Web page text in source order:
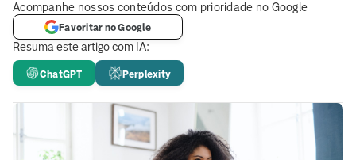
Resuma este artigo com IA:
ChatGPT Perplexity
Acompanhe nossos conteúdos com prioridade no Google
Favoritar no Google